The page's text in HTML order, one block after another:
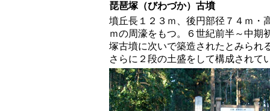
琵琶塚（びわづか）古墳
墳丘長１２３ｍ、後円部径７４ｍ・
ｍの周濠をもつ。６世紀前半～中期
塚古墳に次いで築造されたとみられ
さらに２段の土盛をして構成されて